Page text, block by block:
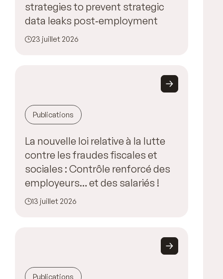
strategies to prevent strategic
data leaks post‑employment
23 juillet 2026
Publications
La nouvelle loi relative à la lutte
contre les fraudes fiscales et
sociales : Contrôle renforcé des
employeurs… et des salariés !
13 juillet 2026
Publications